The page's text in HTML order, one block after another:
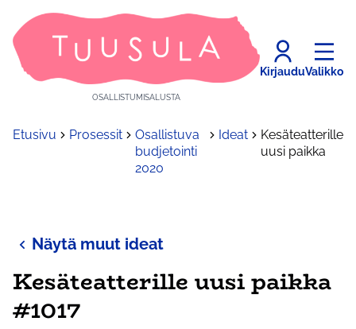
OSALLISTUMISALUSTA
KirjauduValikko
Etusivu Prosessit
Osallistuva
budjetointi
2020
Ideat
Kesäteatterille
uusi paikka
Näytä muut ideat
Kesäteatterille uusi paikka
#1017